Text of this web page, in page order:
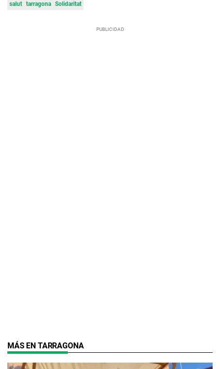
salut tarragona Solidaritat
MÁS EN TARRAGONA